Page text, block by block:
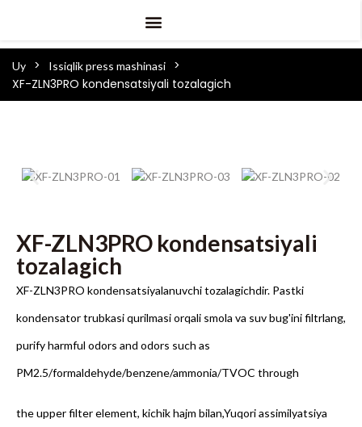
Uy > Issiqlik press mashinasi
>
XF-ZLN3PRO kondensatsiyali tozalagich
XF-ZLN3PRO kondensatsiyali
tozalagich
XF-ZLN3PRO kondensatsiyalanuvchi tozalagichdir. Pastki
kondensator trubkasi qurilmasi orqali smola va suv bug'ini filtrlang,
purify harmful odors and odors such as
PM2.5/formaldehyde/benzene/ammonia/TVOC through
the upper filter element, kichik hajm bilan,Yuqori assimilyatsiya